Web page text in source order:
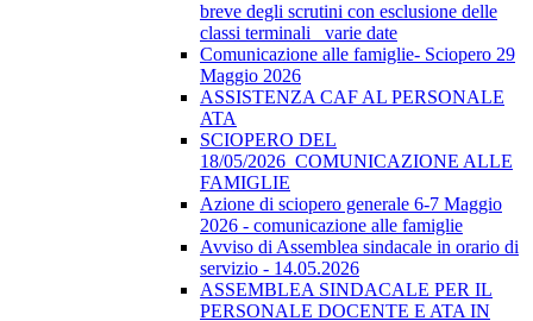
breve degli scrutini con esclusione delle
classi terminali_ varie date
Comunicazione alle famiglie- Sciopero 29
Maggio 2026
ASSISTENZA CAF AL PERSONALE
ATA
SCIOPERO DEL
18/05/2026_COMUNICAZIONE ALLE
FAMIGLIE
Azione di sciopero generale 6-7 Maggio
2026 - comunicazione alle famiglie
Avviso di Assemblea sindacale in orario di
servizio - 14.05.2026
ASSEMBLEA SINDACALE PER IL
PERSONALE DOCENTE E ATA IN